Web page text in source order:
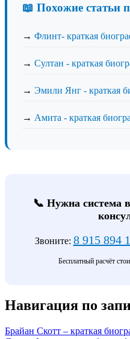
📖 Похожие статьи
→ Флинт- краткая
→ Султан - краткая
→ Эмили Янг - краткая
→ Амита - краткая
📞 Нужна система
Звоните: 8 915 894
Бесплатный расчёт
Навигация по
Брайан Скотт – краткая